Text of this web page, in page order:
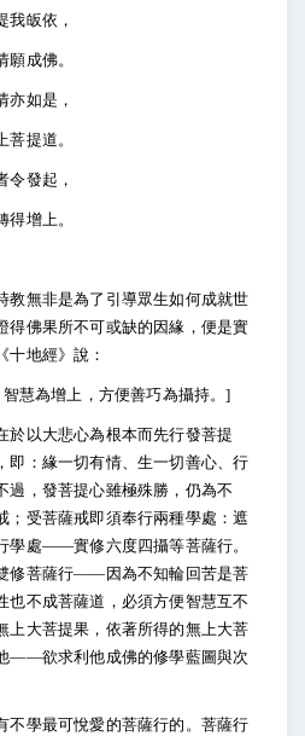
我皈依，
願成佛。
亦如是，
提道。
令發起，
增上。
教無非是為了引導眾生如何成就世
得佛果所不可或缺的因緣，便是實
十地經》說：
慧為增上，方便善巧為攝持。]
於以大悲心為根本而先行發菩提
即：緣一切有情、生一切善心、行
過，發菩提心雖極殊勝，仍為不
；受菩薩戒即須奉行兩種學處：遮
處――實修六度四攝等菩薩行。
修菩薩行――因為不知輪回苦是菩
也不成菩薩道，必須方便智慧互不
上大菩提果，依著所得的無上大菩
――欲求利他成佛的修學藍圖與次
不學最可悅愛的菩薩行的。菩薩行